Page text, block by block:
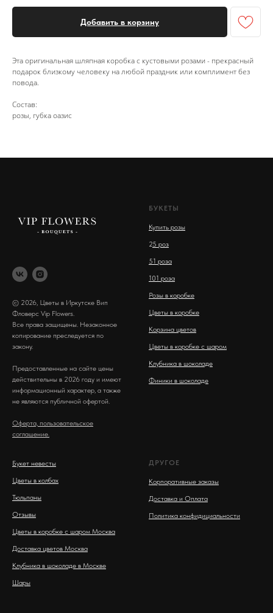
Добавить в корзину
Эта оригинальная шляпная коробка с кустовыми розами - прекрасный
подарок близкому человеку на любой праздник или комплимент без
повода.
Состав:
розы, губка оазис
© 2026, Цветы в Иркутске Вип
Фловерс Vip Flowers.
Все права защищены. Незаконное
копирование преследуется по
закону.
Предоставленные на сайте цены
действительны в 2026 году и имеют
информационный характер, а также
не являются публичной офертой.
Оферта, пользовательское
соглашение.
БУКЕТЫ
Купить розы
25 роз
51 роза
101 роза
Розы в коробке
Цветы в коробке
Корзина цветов
Цветы в коробке с шаром
Клубника в шоколаде
Финики в шоколаде
Букет невесты
Цветы в колбах
Тюльпаны
Отзывы
Цветы в коробке с шаром Москва
Доставка цветов Москва
Клубника в шоколаде в Москве
Шары
ДРУГОЕ
Корпоративные заказы
Доставка и Оплата
Политика конфидициальности